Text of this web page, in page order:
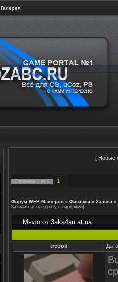
Галерея
[ Новые
Страница 1 из 1 1
Форум WEB Мастеров » Финансы » Халява »
3aka4au.at.ua (сразу с паролями)
Мыло от 3aka4au.at.ua
trcook